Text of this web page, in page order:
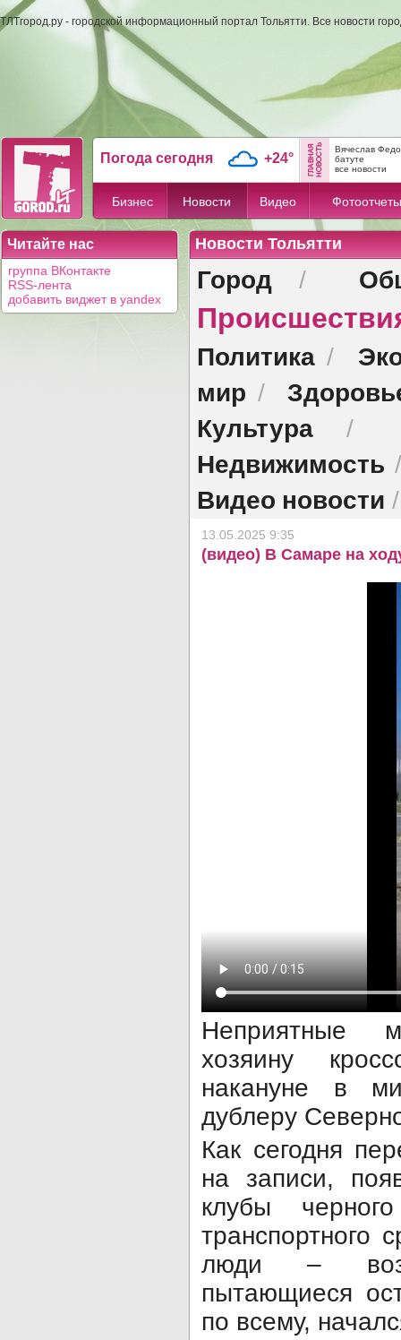
ТЛТгород.ру - городской информационный портал Тольятти. Все новости
Погода сегодня +24°
Вячеслав
батуте
все новости
Бизнес Новости Видео Фотоотчеты
Читайте нас
группа ВКонтакте
RSS-лента
добавить виджет в yandex
Новости Тольятти
Город /
Политика /
мир /
Культура /
Недвижимость
Видео новости
13.05.2025 9:35
(видео) В Самаре на
Неприятные
хозяину
накануне в
дублеру
Как сегодня
на записи,
клубы
транспортного
люди –
пытающиеся
по всему,